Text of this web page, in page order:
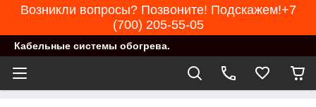
Возникли вопросы? Позвоните! Подскажем!+7
(700) 205-55-05
Кабельные системы обогрева.